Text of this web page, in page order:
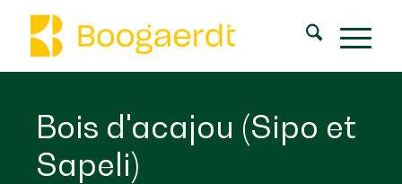
Bois d'acajou (Sipo et
Sapeli)